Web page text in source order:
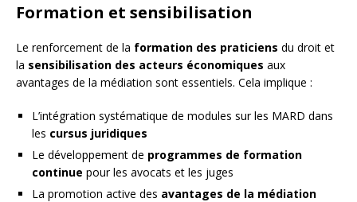
Formation et sensibilisation
Le renforcement de la formation des praticiens du droit et
la sensibilisation des acteurs économiques aux
avantages de la médiation sont essentiels. Cela implique :
L’intégration systématique de modules sur les MARD dans
les cursus juridiques
Le développement de programmes de formation
continue pour les avocats et les juges
La promotion active des avantages de la médiation